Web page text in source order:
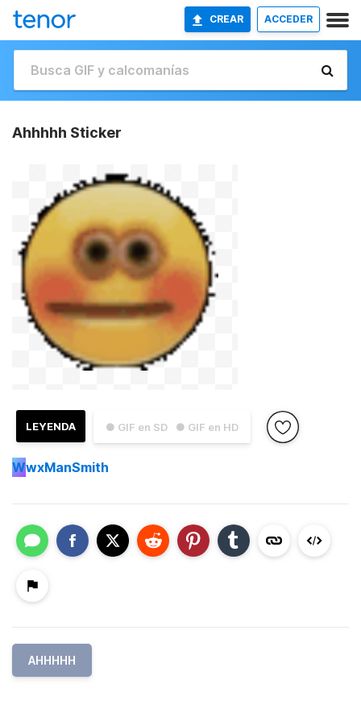
CREAR ACCEDER
Ahhhhh Sticker
● GIF en SD ● GIF en HD
LEYENDA
WwxManSmith
AHHHHH